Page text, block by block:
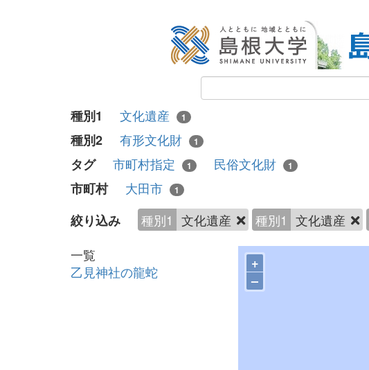
種別1 文化遺産 1
種別2 有形文化財 1
タグ 市町村指定 1 民俗文化財 1
市町村 大田市 1
絞り込み 種別1 文化遺産 種別1 文化遺産
一覧
乙見神社の龍蛇
+
–